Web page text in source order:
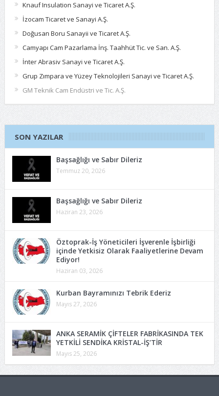
Knauf Insulation Sanayi ve Ticaret A.Ş.
İzocam Ticaret ve Sanayi A.Ş.
Doğusan Boru Sanayii ve Ticaret A.Ş.
Camyapı Cam Pazarlama İnş. Taahhüt Tic. ve San. A.Ş.
İnter Abrasiv Sanayi ve Ticaret A.Ş.
Grup Zımpara ve Yüzey Teknolojileri Sanayi ve Ticaret A.Ş.
GM Teknik Cam Endüstri ve Tic. A.Ş.
SON YAZILAR
Başsağlığı ve Sabır Dileriz
Temmuz 20, 2026
Başsağlığı ve Sabır Dileriz
Haziran 23, 2026
Öztoprak-İş Yöneticileri İşverenle İşbirliği
içinde Yetkisiz Olarak Faaliyetlerine Devam
Ediyor!
Haziran 03, 2026
Kurban Bayramınızı Tebrik Ederiz
Mayıs 27, 2026
ANKA SERAMİK ÇİFTELER FABRİKASINDA TEK
YETKİLİ SENDİKA KRİSTAL-İŞ’TİR
Mayıs 25, 2026